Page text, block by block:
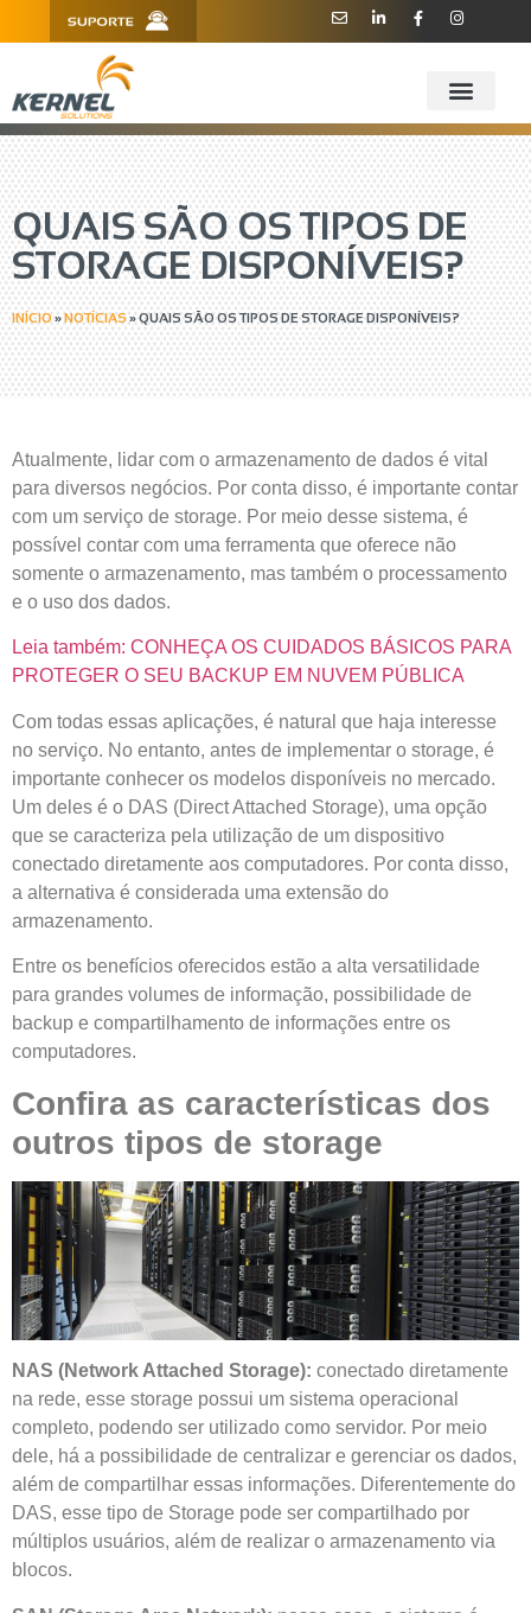
910 - CEP 13208-760 - Jundiaí/SP
QUAIS SÃO OS TIPOS DE
STORAGE DISPONÍVEIS?
INÍCIO»NOTÍCIAS»QUAIS SÃO OS TIPOS DE STORAGE DISPONÍVEIS?
Atualmente, lidar com o armazenamento de dados é vital
para diversos negócios. Por conta disso, é importante contar
com um serviço de storage. Por meio desse sistema, é
possível contar com uma ferramenta que oferece não
somente o armazenamento, mas também o processamento
e o uso dos dados.
Leia também: CONHEÇA OS CUIDADOS BÁSICOS PARA
PROTEGER O SEU BACKUP EM NUVEM PÚBLICA
Com todas essas aplicações, é natural que haja interesse
no serviço. No entanto, antes de implementar o storage, é
importante conhecer os modelos disponíveis no mercado.
Um deles é o DAS (Direct Attached Storage), uma opção
que se caracteriza pela utilização de um dispositivo
conectado diretamente aos computadores. Por conta disso,
a alternativa é considerada uma extensão do
armazenamento.
Entre os benefícios oferecidos estão a alta versatilidade
para grandes volumes de informação, possibilidade de
backup e compartilhamento de informações entre os
computadores.
Confira as características dos
outros tipos de storage
NAS (Network Attached Storage): conectado diretamente
na rede, esse storage possui um sistema operacional
completo, podendo ser utilizado como servidor. Por meio
dele, há a possibilidade de centralizar e gerenciar os dados,
além de compartilhar essas informações. Diferentemente do
DAS, esse tipo de Storage pode ser compartilhado por
múltiplos usuários, além de realizar o armazenamento via
blocos.